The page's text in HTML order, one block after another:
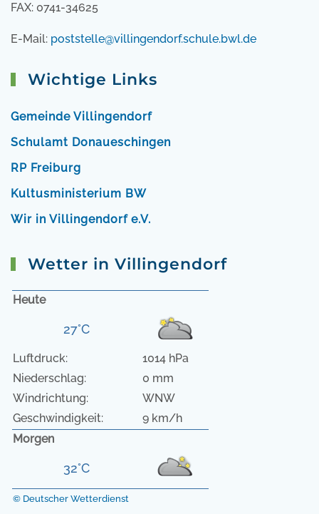
FAX: 0741-34625
E-Mail: poststelle@villingendorf.schule.bwl.de
Wichtige Links
Gemeinde Villingendorf
Schulamt Donaueschingen
RP Freiburg
Kultusministerium BW
Wir in Villingendorf e.V.
Wetter in Villingendorf
Heute
27°C
Luftdruck:
1014 hPa
Niederschlag:
0 mm
Windrichtung:
WNW
Geschwindigkeit:
9 km/h
Morgen
32°C
© Deutscher Wetterdienst